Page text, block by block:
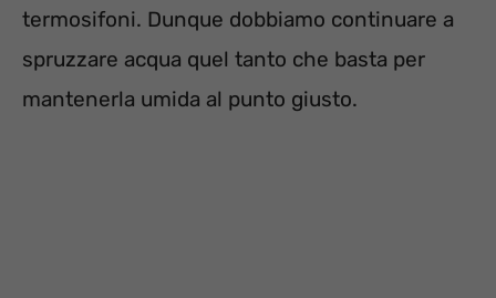
termosifoni. Dunque dobbiamo continuare a
spruzzare acqua quel tanto che basta per
mantenerla umida al punto giusto.